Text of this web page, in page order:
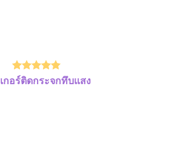
กอร์ติดกระจกทึบแสง